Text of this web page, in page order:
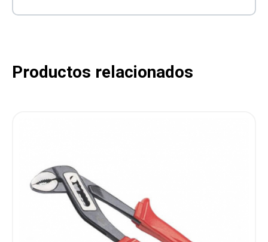
Productos relacionados